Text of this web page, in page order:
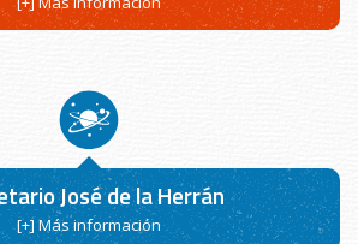
José de la Herrán
[+] Más información